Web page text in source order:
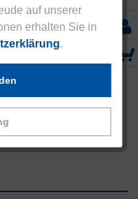
auf unserer
erhalten Sie in
.